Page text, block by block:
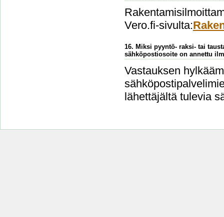
Vero.fi-sivulta:
16. Miksi pyyntö- raksi- tai
sähköpostiosoite on annettu
Vastauksen
lähettäjältä tulevia